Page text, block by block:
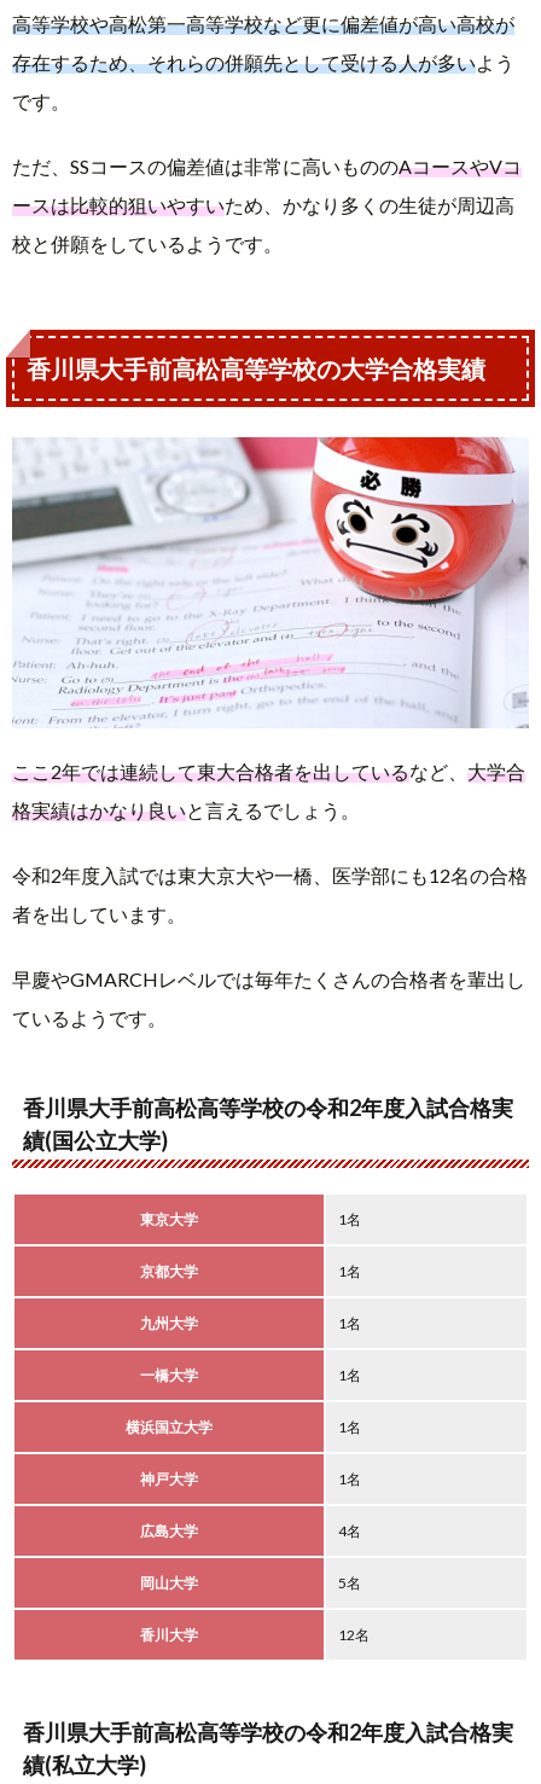
高等学校や高松第一高等学校など更に偏差値が高い高校が
存在するため、それらの併願先として受ける人が多い よう
です。
ただ、SSコースの偏差値は非常に高いもののAコースやVコ
ースは比較的狙いやすいため、かなり多くの生徒が周辺高
校と併願をしているようです。
香川県大手前高松高等学校の大学合格実績
ここ2年では連続して東大合格者を出しているなど、 大学合
格実績はかなり良いと言えるでしょう。
令和2年度入試では東大京大や一橋、医学部にも12名の合格
者を出しています。
早慶やGMARCHレベルでは毎年たくさんの合格者を輩出し
ているようです。
香川県大手前高松高等学校の令和2年度入試合格実
績(国公立大学)
東京大学 1名
京都大学 1名
九州大学 1名
一橋大学 1名
横浜国立大学 1名
神戸大学 1名
広島大学 4名
岡山大学 5名
香川大学 12名
香川県大手前高松高等学校の令和2年度入試合格実
績(私立大学)